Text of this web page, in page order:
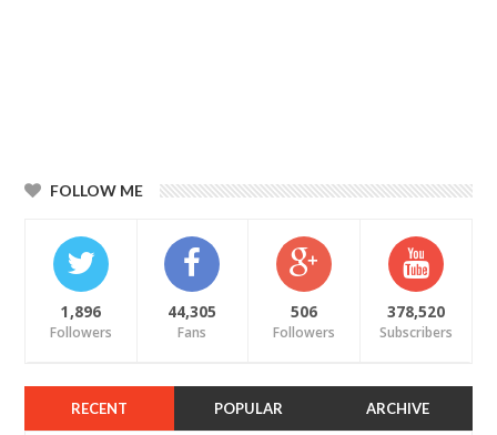
FOLLOW ME
1,896
Followers
44,305
Fans
506
Followers
378,520
Subscribers
RECENT POPULAR ARCHIVE